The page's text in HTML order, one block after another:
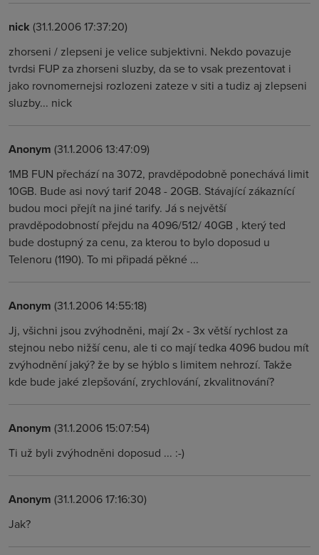
nick (31.1.2006 17:37:20)
zhorseni / zlepseni je velice subjektivni. Nekdo povazuje
tvrdsi FUP za zhorseni sluzby, da se to vsak prezentovat i
jako rovnomernejsi rozlozeni zateze v siti a tudiz aj zlepseni
sluzby... nick
Anonym (31.1.2006 13:47:09)
1MB FUN přechází na 3072, pravděpodobně ponechává limit
10GB. Bude asi nový tarif 2048 - 20GB. Stávající zákaznící
budou moci přejít na jiné tarify. Já s největší
pravděpodobností přejdu na 4096/512/ 40GB , který ted
bude dostupný za cenu, za kterou to bylo doposud u
Telenoru (1190). To mi připadá pěkné ...
Anonym (31.1.2006 14:55:18)
Jj, všichni jsou zvýhodněni, mají 2x - 3x větší rychlost za
stejnou nebo nižší cenu, ale ti co mají tedka 4096 budou mít
zvýhodnění jaký? že by se hýblo s limitem nehrozí. Takže
kde bude jaké zlepšování, zrychlování, zkvalitnování?
Anonym (31.1.2006 15:07:54)
Ti už byli zvýhodněni doposud ... :-)
Anonym (31.1.2006 17:16:30)
Jak?